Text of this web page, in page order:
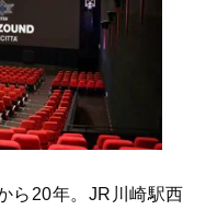
ら20年。JR川崎駅西